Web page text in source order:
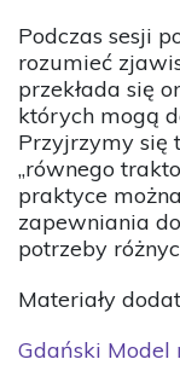
Podczas sesji
rozumieć
przekłada się
których mogą
Przyjrzymy się
„równego
praktyce
zapewniania
potrzeby
Materiały
Gdański Model